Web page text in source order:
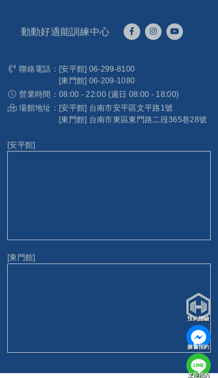
動動好適能訓練中心
聯絡電話： [安平館] 06-299-8100
[東門館] 06-209-1080
營業時間： 08:00 - 22:00 (週日 08:00 - 18:00)
場館地址： [安平館] 台南市安平區文平路1號
[東門館] 台南市東區東門路二段365巷28號
[安平館]
[東門館]
預約體驗
臉書預約
立即預約